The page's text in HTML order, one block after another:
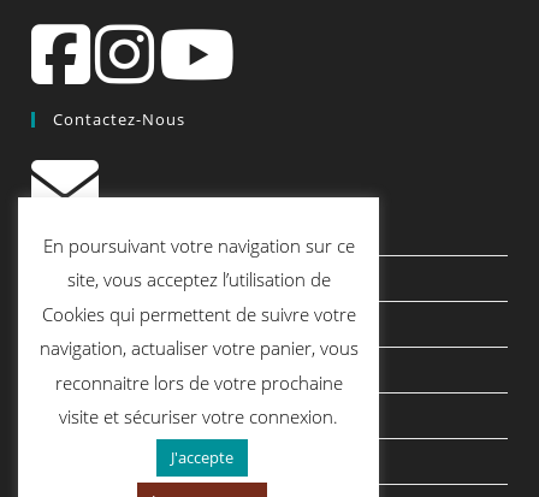
Contactez-Nous
contact@quiscrap.fr
Les Fiches Techniques et les Tutos
Le Blog
Conditions générales de vente
Mentions légales
Politique de confidentialité
En poursuivant votre navigation sur ce
site, vous acceptez l’utilisation de
Cookies qui permettent de suivre votre
navigation, actualiser votre panier, vous
reconnaitre lors de votre prochaine
visite et sécuriser votre connexion.
J'accepte